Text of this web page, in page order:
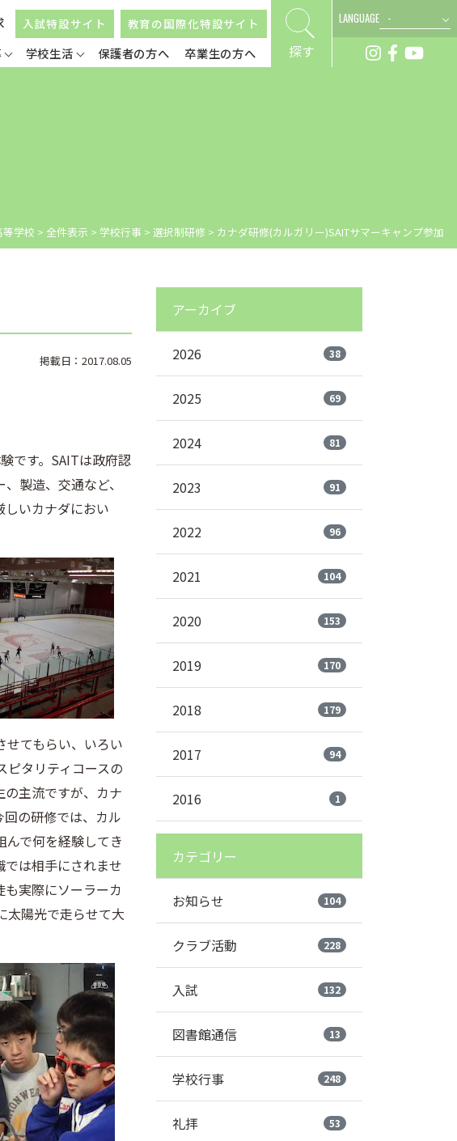
学校生活 保護者の方へ 卒業生の方へ
入試特設サイト 教育の国際化特設サイト
探す
LANGUAGE
学校 > 全件表示 > 学校行事 > 選択制研修 > カナダ研修(カルガリー)SAITサマーキャンプ参加
掲載日：2017.08.05
です。SAITは政府認
製造、交通など、
いカナダにおい
せてもらい、いろい
ピタリティコースの
主流ですが、カナ
の研修では、カル
で何を経験してき
は相手にされませ
実際にソーラーカ
太陽光で走らせて大
アーカイブ
2026 38
2025 69
2024 81
2023 91
2022 96
2021 104
2020 153
2019 170
2018 179
2017 94
2016 1
カテゴリー
お知らせ 104
クラブ活動 228
入試 132
図書館通信 13
学校行事 248
礼拝 53